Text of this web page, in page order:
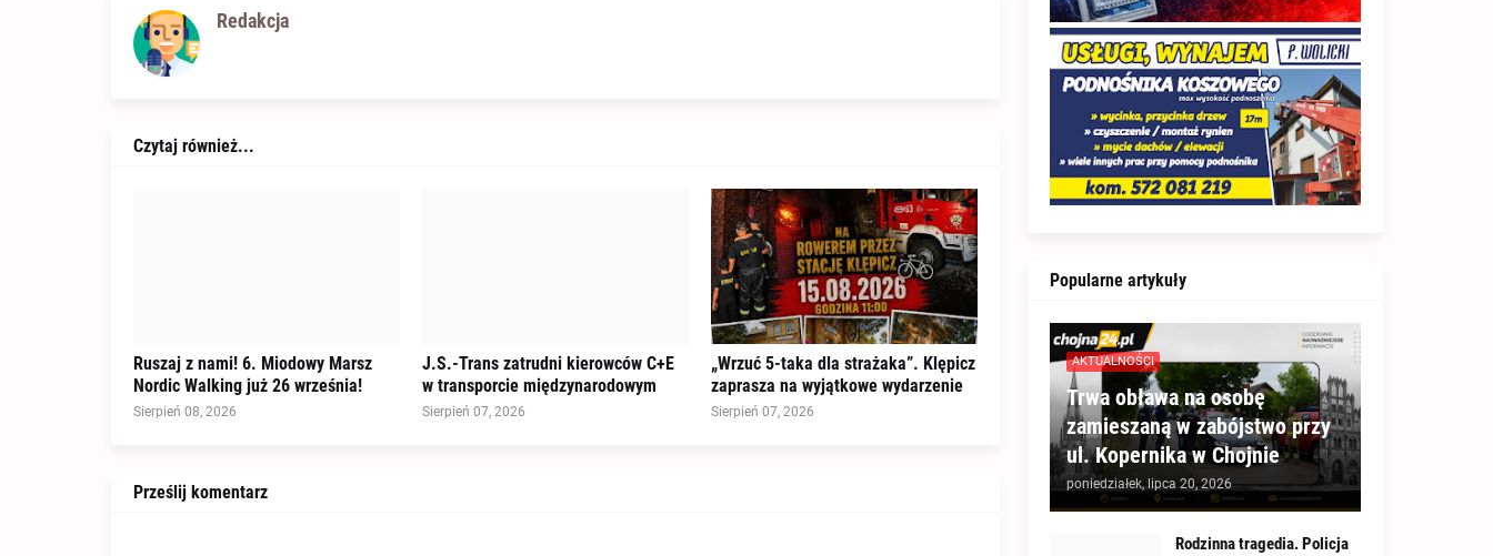
Redakcja
Czytaj również...
Ruszaj z nami! 6. Miodowy Marsz
Nordic Walking już 26 września!
Sierpień 08, 2026
J.S.-Trans zatrudni kierowców C+E
w transporcie międzynarodowym
Sierpień 07, 2026
„Wrzuć 5-taka dla strażaka”. Klępicz
zaprasza na wyjątkowe wydarzenie
Sierpień 07, 2026
Prześlij komentarz
Popularne artykuły
AKTUALNOŚCI
Trwa obława na osobę
zamieszaną w zabójstwo przy
ul. Kopernika w Chojnie
poniedziałek, lipca 20, 2026
Rodzinna tragedia. Policja